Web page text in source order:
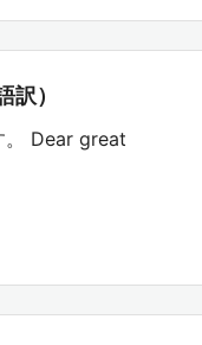
）
。 Dear great